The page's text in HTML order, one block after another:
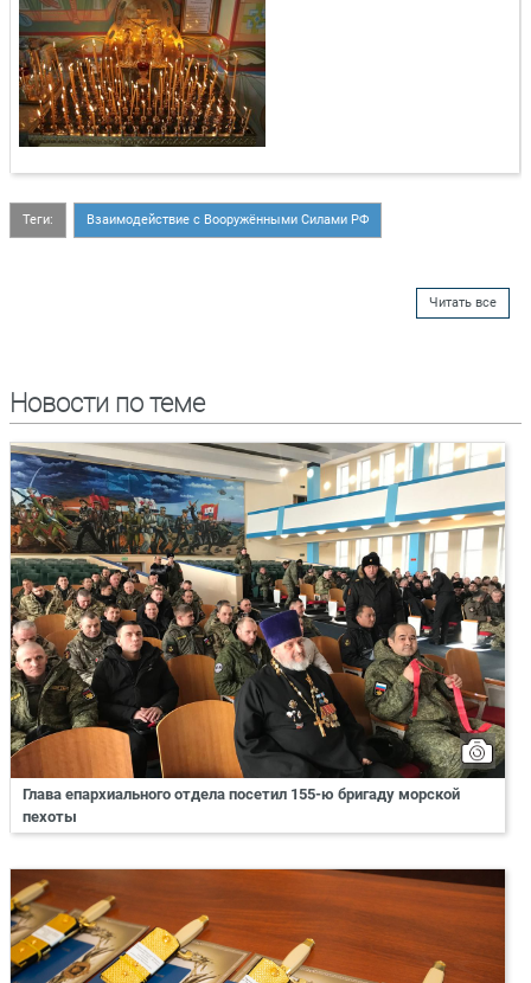
Теги: Взаимодействие с Вооружёнными Силами РФ
Читать все
Новости по теме
Глава епархиального отдела посетил 155-ю бригаду морской
пехоты